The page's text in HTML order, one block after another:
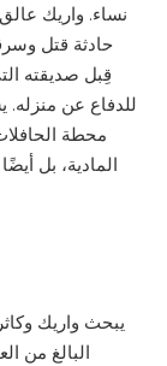
نساء. واريك
حادثة قتل
قِبل صديقته
للدفاع عن
محطة
المادية، بل
يبحث واريك